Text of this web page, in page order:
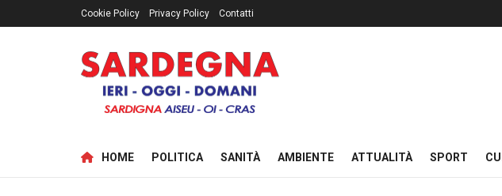
Cookie Policy Privacy Policy Contatti
HOME POLITICA SANITÀ AMBIENTE ATTUALITÀ SPORT